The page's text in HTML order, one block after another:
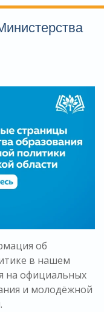
об
в нашем
на официальных
и молодёжной